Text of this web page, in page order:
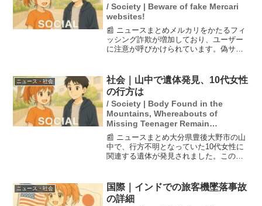
/ Society | Beware of fake Mercari
websites!
📰 ニュースまとめメルカリをかたるフィ
ッシング詐欺が増加しており、ユーザー
に注意が呼びかけられています。偽サイ
カウントが乗っ取られる危険がありま
す。安全のためには、公式...
ニュース・社会
社会｜山中で遺体発見、10代女性
の行方は
/ Society | Body Found in the
Mountains, Whereabouts of
Missing Teenager Remain
Unknown
📰 ニュースまとめ大分県豊後大野市の山
中で、行方不明となっていた10代女性に
関連する遺体が発見されました。この遺
察は詳細な調査を進めています。事件は3
月上旬に遡り、男...
ニュース・社会
国際｜インドでの旅客機墜落事故
の詳細